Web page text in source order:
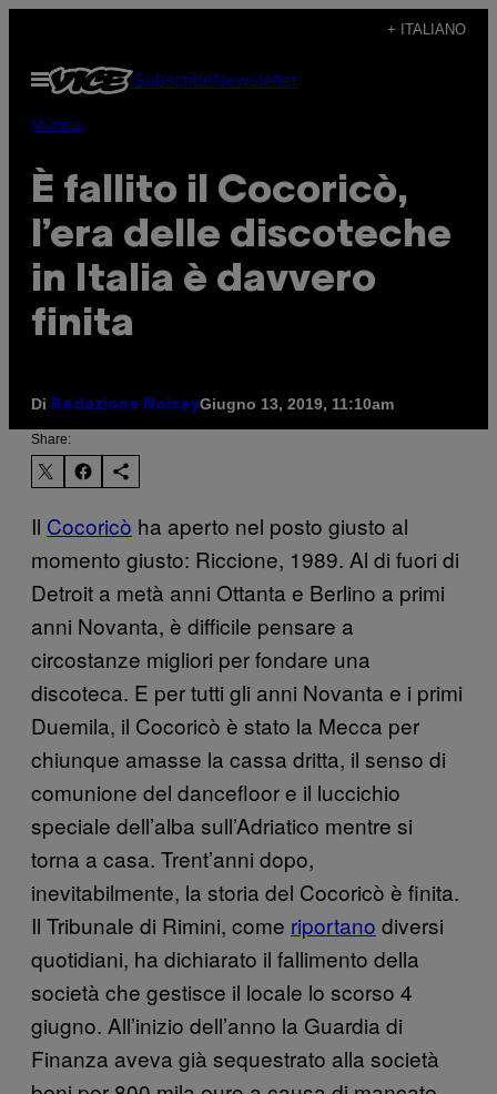
contenuto
+ ITALIANO
Apri
SubscribeNewsletter
Música
È fallito il Cocoricò,
l’era delle discoteche
in Italia è davvero
finita
Di Redazione NoiseyGiugno 13, 2019, 11:10am
Share:
Il Cocoricò ha aperto nel posto giusto al
momento giusto: Riccione, 1989. Al di fuori di
Detroit a metà anni Ottanta e Berlino a primi
anni Novanta, è difficile pensare a
circostanze migliori per fondare una
discoteca. E per tutti gli anni Novanta e i primi
Duemila, il Cocoricò è stato la Mecca per
chiunque amasse la cassa dritta, il senso di
comunione del dancefloor e il luccichio
speciale dell’alba sull’Adriatico mentre si
torna a casa. Trent’anni dopo,
inevitabilmente, la storia del Cocoricò è finita.
Il Tribunale di Rimini, come riportano diversi
quotidiani, ha dichiarato il fallimento della
società che gestisce il locale lo scorso 4
giugno. All’inizio dell’anno la Guardia di
Finanza aveva già sequestrato alla società